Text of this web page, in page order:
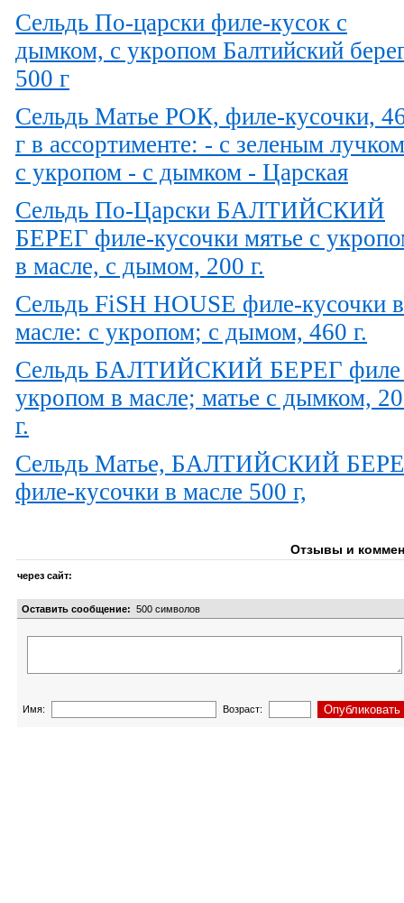
Сельдь По-царски филе-кусок с
дымком, с укропом Балтийский
500 г
Сельдь Матье РОК, филе-кусочки,
г в ассортименте: - с зеленым
с укропом - с дымком - Царская
Сельдь По-Царски БАЛТИЙСКИЙ
БЕРЕГ филе-кусочки мятье с
в масле, с дымом, 200 г.
Сельдь FiSH HOUSE филе-кусочки в
масле: с укропом; с дымом, 460 г.
Сельдь БАЛТИЙСКИЙ БЕРЕГ филе
укропом в масле; матье с дымком,
г.
Сельдь Матье, БАЛТИЙСКИЙ
филе-кусочки в масле 500 г,
Отзывы и
через сайт:
Оставить сообщение: 500 символов
Имя: Возраст: